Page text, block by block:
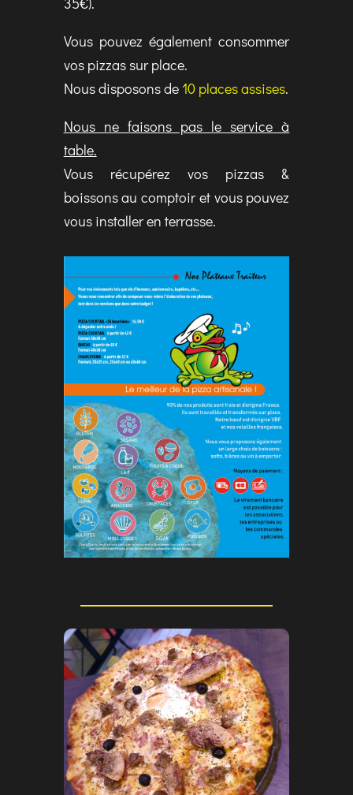
Vous pouvez également consommer
vos pizzas sur place.
Nous disposons de 10 places assises.
Nous ne faisons pas le service à
table.
Vous récupérez vos pizzas &
boissons au comptoir et vous pouvez
vous installer en terrasse.